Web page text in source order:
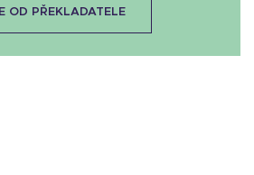
OD PŘEKLADATELE